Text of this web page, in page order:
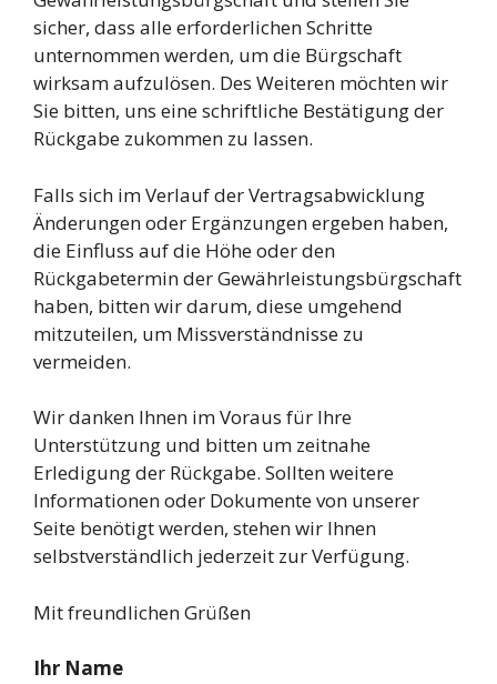
sicher, dass alle erforderlichen Schritte
unternommen werden, um die Bürgschaft
wirksam aufzulösen. Des Weiteren möchten wir
Sie bitten, uns eine schriftliche Bestätigung der
Rückgabe zukommen zu lassen.
Falls sich im Verlauf der Vertragsabwicklung
Änderungen oder Ergänzungen ergeben haben,
die Einfluss auf die Höhe oder den
Rückgabetermin der Gewährleistungsbürgschaft
haben, bitten wir darum, diese umgehend
mitzuteilen, um Missverständnisse zu
vermeiden.
Wir danken Ihnen im Voraus für Ihre
Unterstützung und bitten um zeitnahe
Erledigung der Rückgabe. Sollten weitere
Informationen oder Dokumente von unserer
Seite benötigt werden, stehen wir Ihnen
selbstverständlich jederzeit zur Verfügung.
Mit freundlichen Grüßen
Ihr Name